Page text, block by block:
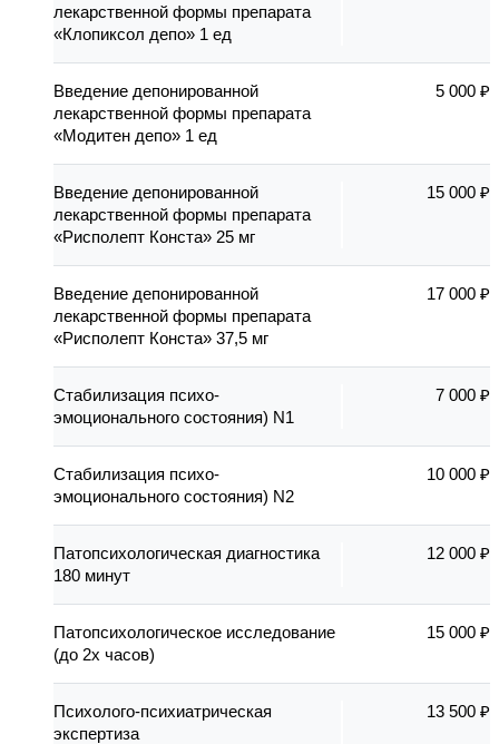
лекарственной формы препарата
«Клопиксол депо» 1 ед
Введение депонированной
лекарственной формы препарата
«Модитен депо» 1 ед
5 000 ₽
Введение депонированной
лекарственной формы препарата
«Рисполепт Конста» 25 мг
15 000 ₽
Введение депонированной
лекарственной формы препарата
«Рисполепт Конста» 37,5 мг
17 000 ₽
Стабилизация психо-
эмоционального состояния) N1
7 000 ₽
Стабилизация психо-
эмоционального состояния) N2
10 000 ₽
Патопсихологическая диагностика
180 минут
12 000 ₽
Патопсихологическое исследование
(до 2х часов)
15 000 ₽
Психолого-психиатрическая
экспертиза
13 500 ₽